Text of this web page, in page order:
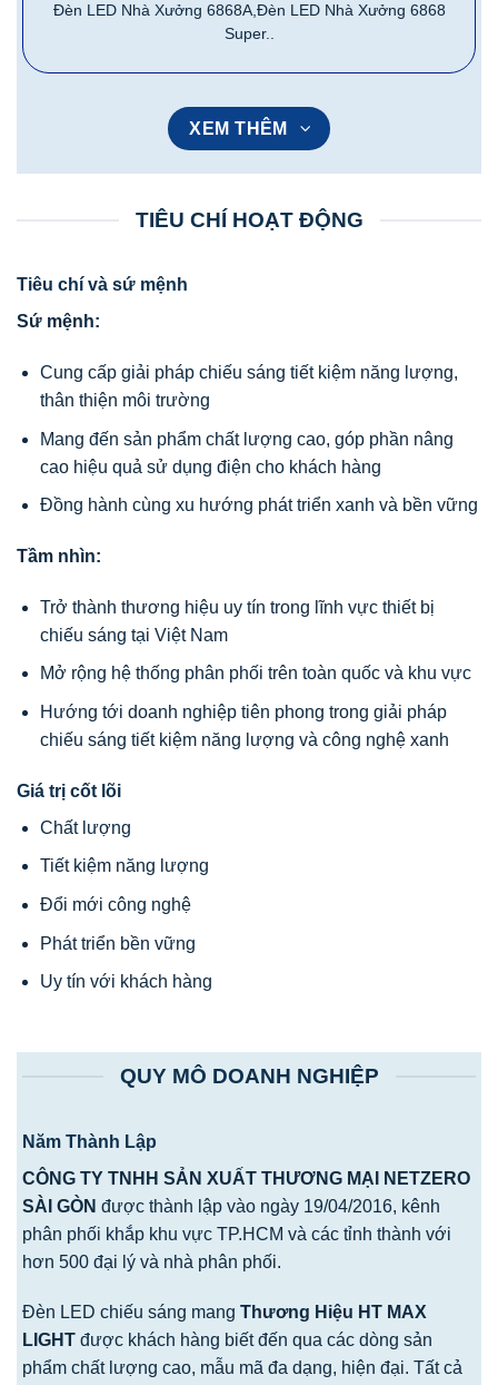
Đèn LED Nhà Xưởng 6868A,Đèn LED Nhà Xưởng 6868
Super..
XEM THÊM
TIÊU CHÍ HOẠT ĐỘNG
Tiêu chí và sứ mệnh
Sứ mệnh:
Cung cấp giải pháp chiếu sáng tiết kiệm năng lượng,
thân thiện môi trường
Mang đến sản phẩm chất lượng cao, góp phần nâng
cao hiệu quả sử dụng điện cho khách hàng
Đồng hành cùng xu hướng phát triển xanh và bền vững
Tầm nhìn:
Trở thành thương hiệu uy tín trong lĩnh vực thiết bị
chiếu sáng tại Việt Nam
Mở rộng hệ thống phân phối trên toàn quốc và khu vực
Hướng tới doanh nghiệp tiên phong trong giải pháp
chiếu sáng tiết kiệm năng lượng và công nghệ xanh
Giá trị cốt lõi
Chất lượng
Tiết kiệm năng lượng
Đổi mới công nghệ
Phát triển bền vững
Uy tín với khách hàng
QUY MÔ DOANH NGHIỆP
Năm Thành Lập
CÔNG TY TNHH SẢN XUẤT THƯƠNG MẠI NETZERO
SÀI GÒN được thành lập vào ngày 19/04/2016, kênh
phân phối khắp khu vực TP.HCM và các tỉnh thành với
hơn 500 đại lý và nhà phân phối.
Đèn LED chiếu sáng mang Thương Hiệu HT MAX
LIGHT được khách hàng biết đến qua các dòng sản
phẩm chất lượng cao, mẫu mã đa dạng, hiện đại. Tất cả